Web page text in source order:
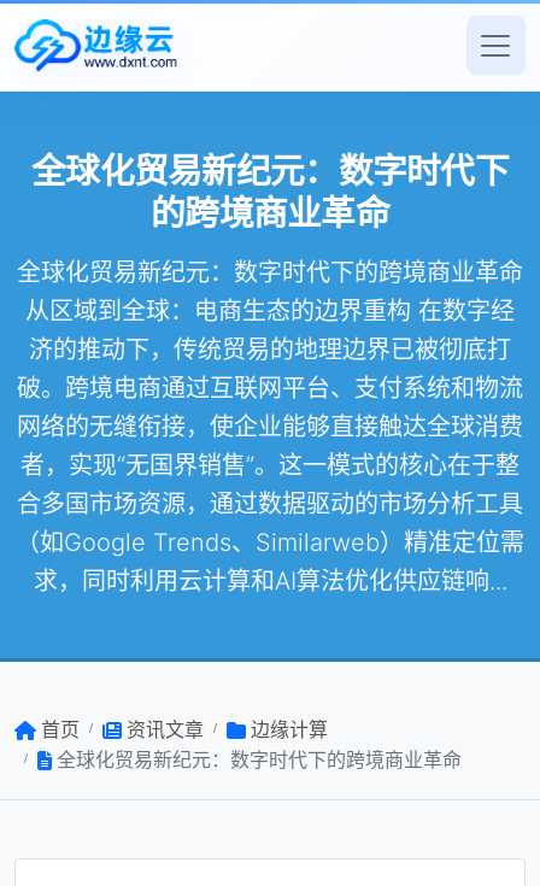
全球化贸易新纪元：数字时代下
的跨境商业革命
全球化贸易新纪元：数字时代下的跨境商业革命
从区域到全球：电商生态的边界重构 在数字经
济的推动下，传统贸易的地理边界已被彻底打
破。跨境电商通过互联网平台、支付系统和物流
网络的无缝衔接，使企业能够直接触达全球消费
者，实现“无国界销售”。这一模式的核心在于整
合多国市场资源，通过数据驱动的市场分析工具
（如Google Trends、Similarweb）精准定位需
求，同时利用云计算和AI算法优化供应链响...
首页 资讯文章
边缘计算
全球化贸易新纪元：数字时代下的跨境商业革命